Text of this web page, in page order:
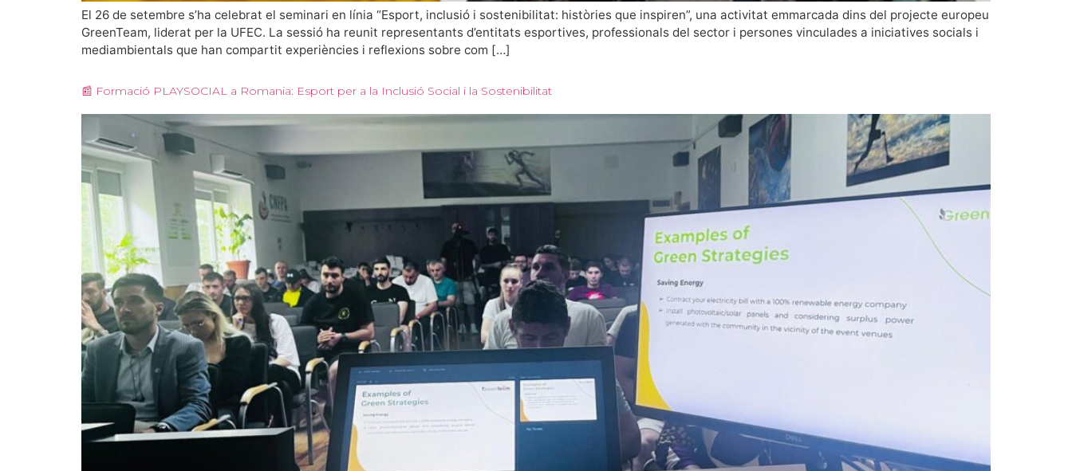
El 26 de setembre s’ha celebrat el seminari en línia “Esport, inclusió i sostenibilitat: històries que inspiren”, una activitat emmarcada dins del projecte europeu
GreenTeam, liderat per la UFEC. La sessió ha reunit representants d’entitats esportives, professionals del sector i persones vinculades a iniciatives socials i
mediambientals que han compartit experiències i reflexions sobre com […]
📰 Formació PLAYSOCIAL a Romania: Esport per a la Inclusió Social i la Sostenibilitat